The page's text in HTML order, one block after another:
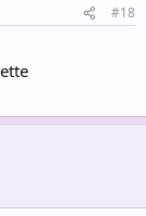
#18